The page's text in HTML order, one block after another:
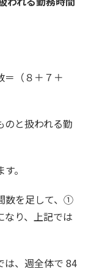
＝（８＋７＋
と扱われる勤
。
数を足して、①
なり、上記では
は、週全体で 84